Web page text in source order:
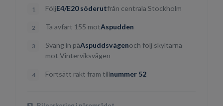
FöljE4/E20 söderutfrån centrala Stockholm
Ta avfart 155 motAspudden
Sväng in påAspuddsvägenoch följ skyltarna
mot Vinterviksvägen
Fortsätt rakt fram tillnummer 52